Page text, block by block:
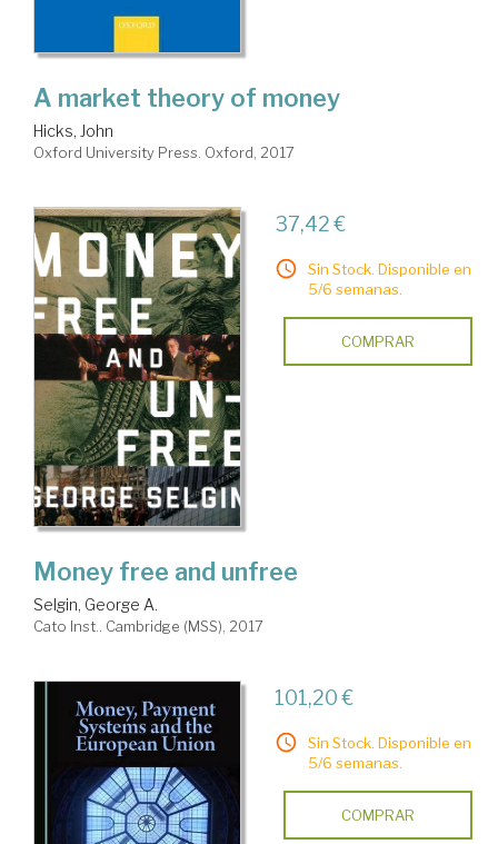
A market theory of money
Hicks, John
Oxford University Press. Oxford, 2017
37,42 €
Sin Stock. Disponible en
5/6 semanas.
COMPRAR
Money free and unfree
Selgin, George A.
Cato Inst.. Cambridge (MSS), 2017
101,20 €
Sin Stock. Disponible en
5/6 semanas.
COMPRAR